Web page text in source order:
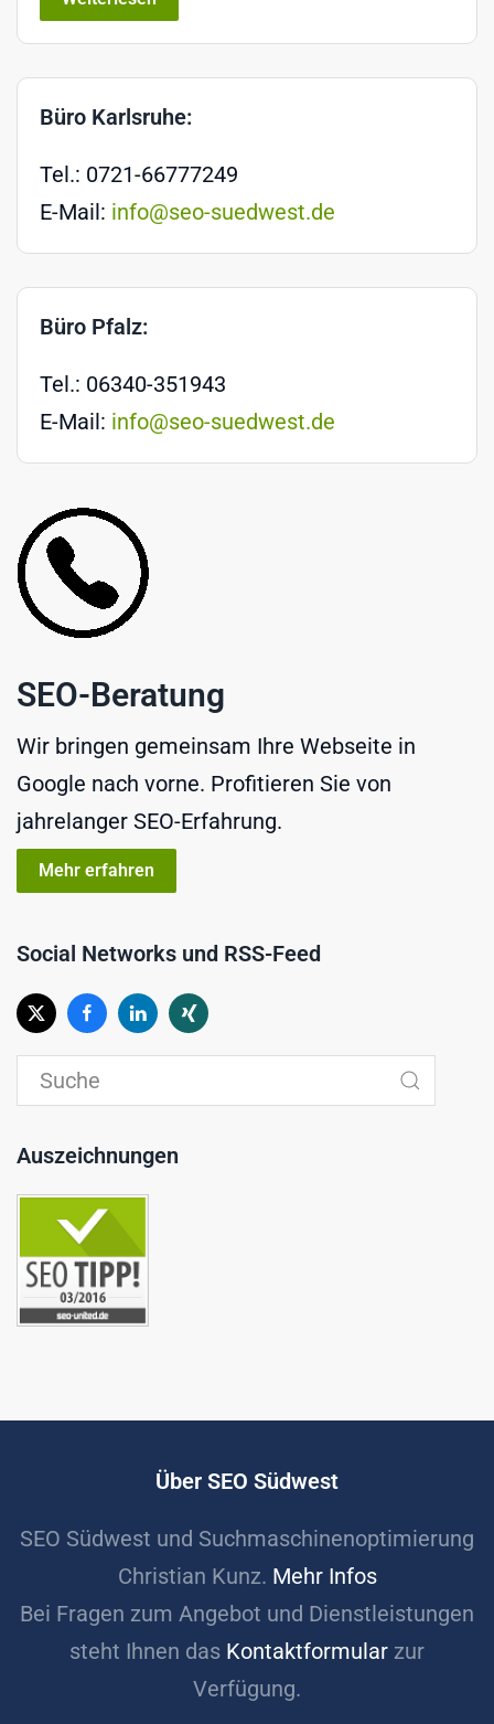
Büro Karlsruhe:
Tel.: 0721-66777249
E-Mail: info@seo-suedwest.de
Büro Pfalz:
Tel.: 06340-351943
E-Mail: info@seo-suedwest.de
SEO-Beratung
Wir bringen gemeinsam Ihre Webseite in
Google nach vorne. Profitieren Sie von
jahrelanger SEO-Erfahrung.
Mehr erfahren
Social Networks und RSS-Feed
Auszeichnungen
Über SEO Südwest
SEO Südwest und Suchmaschinenoptimierung
Christian Kunz. Mehr Infos
Bei Fragen zum Angebot und Dienstleistungen
steht Ihnen das Kontaktformular zur
Verfügung.